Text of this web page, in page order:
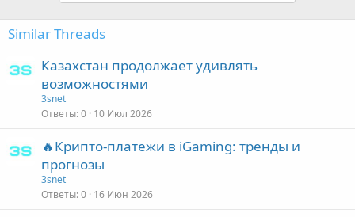
и
:
Similar Threads
Казахстан продолжает удивлять
возможностями
3snet
Ответы 0 10 Июл 2026
🔥Крипто-платежи в iGaming: тренды и
прогнозы
3snet
Ответы 0 16 Июн 2026